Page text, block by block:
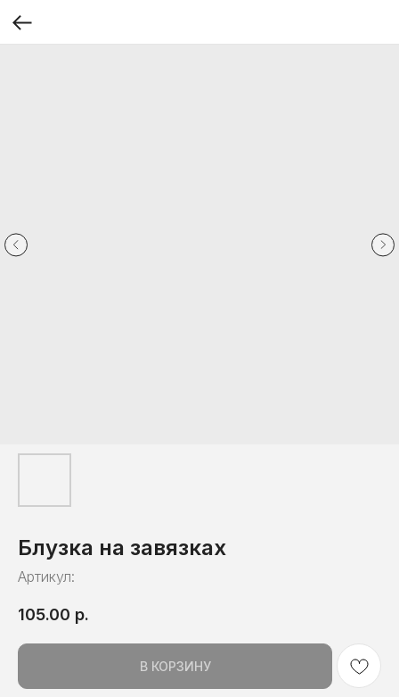
Блузка на завязках
Артикул:
105.00 р.
В КОРЗИНУ